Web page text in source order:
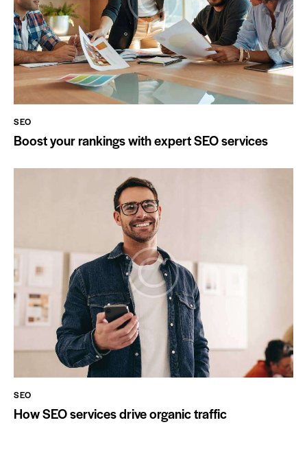
SEO
Boost your rankings with expert SEO services
SEO
How SEO services drive organic traffic